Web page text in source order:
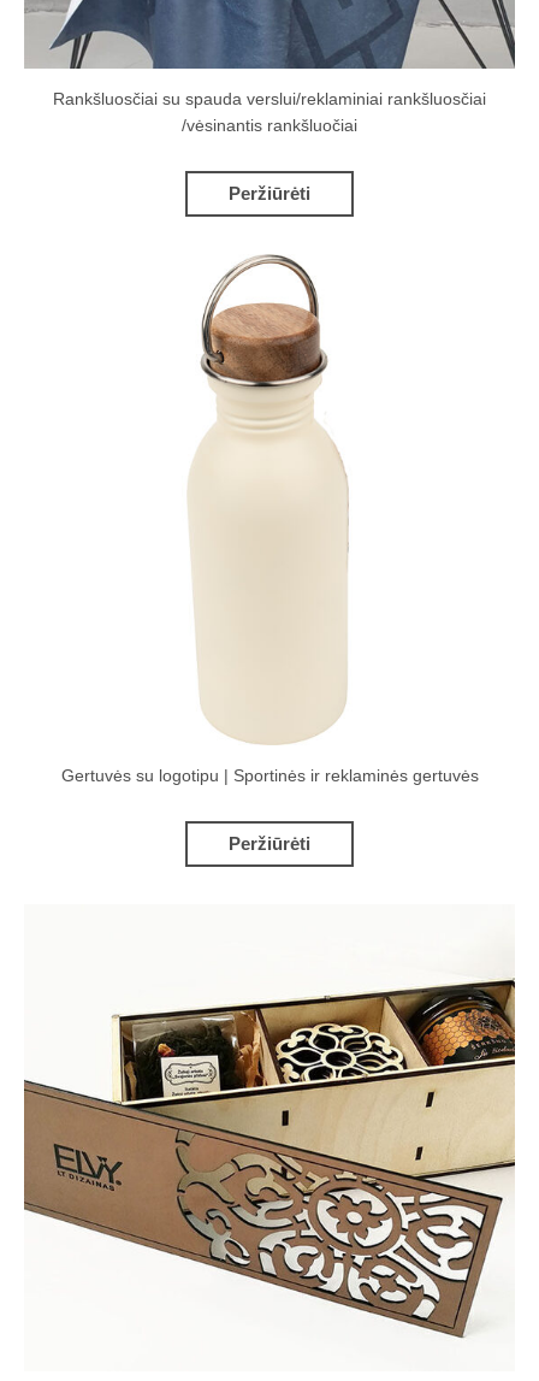
Rankšluosčiai su spauda verslui/reklaminiai rankšluosčiai
/vėsinantis rankšluočiai
Peržiūrėti
Gertuvės su logotipu | Sportinės ir reklaminės gertuvės
Peržiūrėti